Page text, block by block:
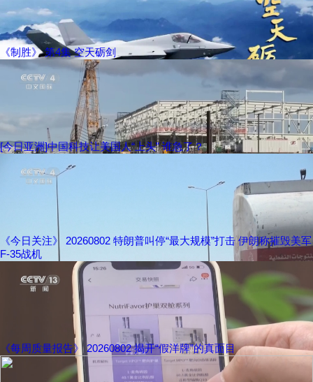
《制胜》 第4集 空天砺剑
[今日亚洲]中国科技让美国人“上头” 谁急了？
《今日关注》 20260802 特朗普叫停“最大规模”打击 伊朗称摧毁美军
F-35战机
《每周质量报告》 20260802 揭开“假洋牌”的真面目